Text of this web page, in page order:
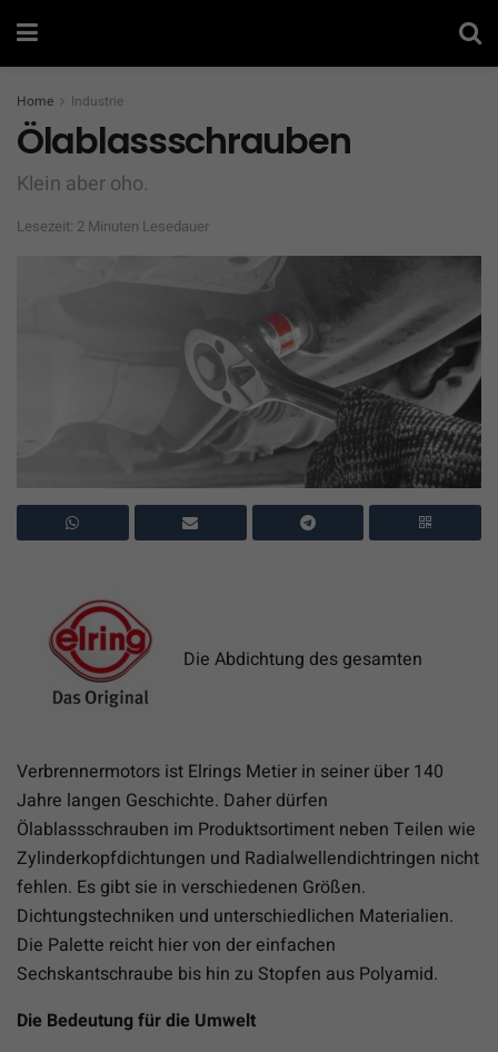
Home Industrie
Ölablassschrauben
Klein aber oho.
Lesezeit: 2 Minuten Lesedauer
Die Abdichtung des gesamten
Verbrennermotors ist Elrings Metier in seiner über 140
Jahre langen Geschichte. Daher dürfen
Ölablassschrauben im Produktsortiment neben Teilen wie
Zylinderkopfdichtungen und Radialwellendichtringen nicht
fehlen. Es gibt sie in verschiedenen Größen.
Dichtungstechniken und unterschiedlichen Materialien.
Die Palette reicht hier von der einfachen
Sechskantschraube bis hin zu Stopfen aus Polyamid.
Die Bedeutung für die Umwelt